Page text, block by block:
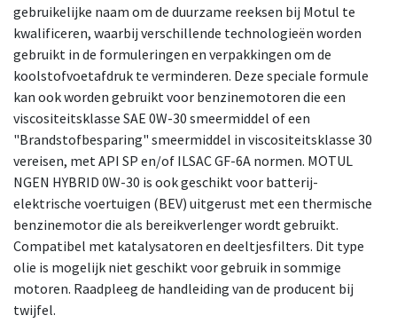
gebruikelijke naam om de duurzame reeksen bij Motul te
kwalificeren, waarbij verschillende technologieën worden
gebruikt in de formuleringen en verpakkingen om de
koolstofvoetafdruk te verminderen. Deze speciale formule
kan ook worden gebruikt voor benzinemotoren die een
viscositeitsklasse SAE 0W-30 smeermiddel of een
"Brandstofbesparing" smeermiddel in viscositeitsklasse 30
vereisen, met API SP en/of ILSAC GF-6A normen. MOTUL
NGEN HYBRID 0W-30 is ook geschikt voor batterij-
elektrische voertuigen (BEV) uitgerust met een thermische
benzinemotor die als bereikverlenger wordt gebruikt.
Compatibel met katalysatoren en deeltjesfilters. Dit type
olie is mogelijk niet geschikt voor gebruik in sommige
motoren. Raadpleeg de handleiding van de producent bij
twijfel.